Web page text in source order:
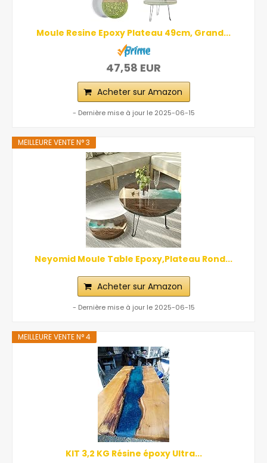
Moule Resine Epoxy Plateau 49cm, Grand...
47,58 EUR
Acheter sur Amazon
- Dernière mise à jour le 2025-06-15
MEILLEURE VENTE N° 3
Neyomid Moule Table Epoxy,Plateau Rond...
Acheter sur Amazon
- Dernière mise à jour le 2025-06-15
MEILLEURE VENTE N° 4
KIT 3,2 KG Résine époxy Ultra...